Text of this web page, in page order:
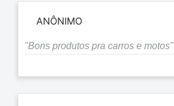
ANÔNIMO
"Bons produtos pra carros e motos"